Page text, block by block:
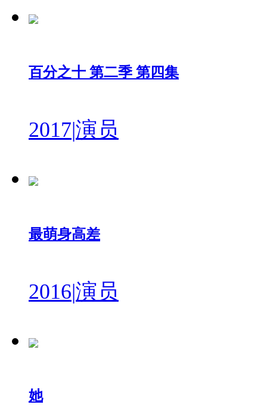
百分之十 第二季 第四集
2017|演员
最萌身高差
2016|演员
她